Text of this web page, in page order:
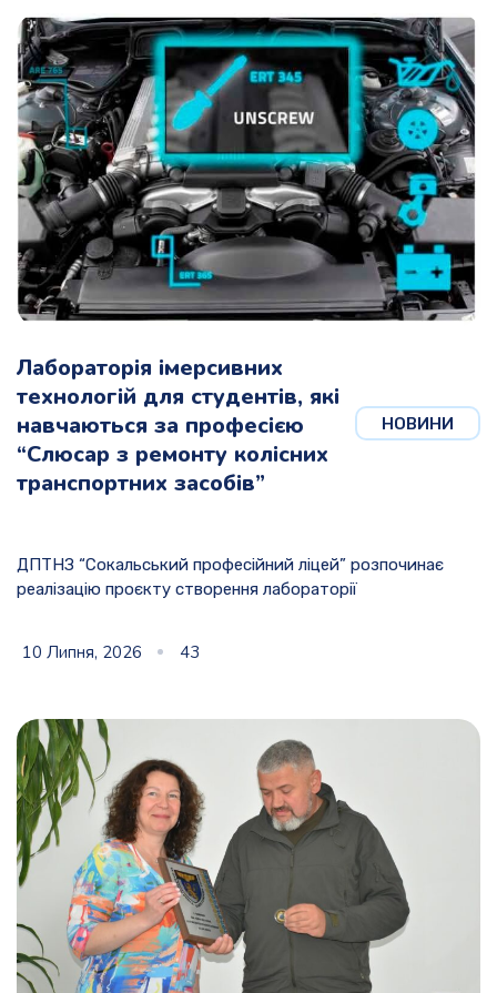
НОВИНИ
Лабораторія імерсивних
технологій для студентів, які
навчаються за професією
“Слюсар з ремонту колісних
транспортних засобів”
ДПТНЗ “Сокальський професійний ліцей” розпочинає
реалізацію проєкту створення лабораторії
10 Липня, 2026 43